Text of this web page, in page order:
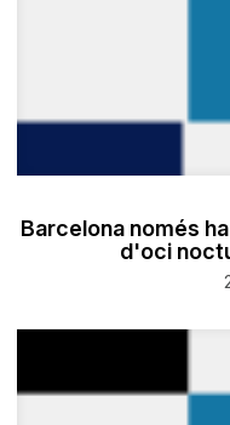
Barcelona només
d'oci